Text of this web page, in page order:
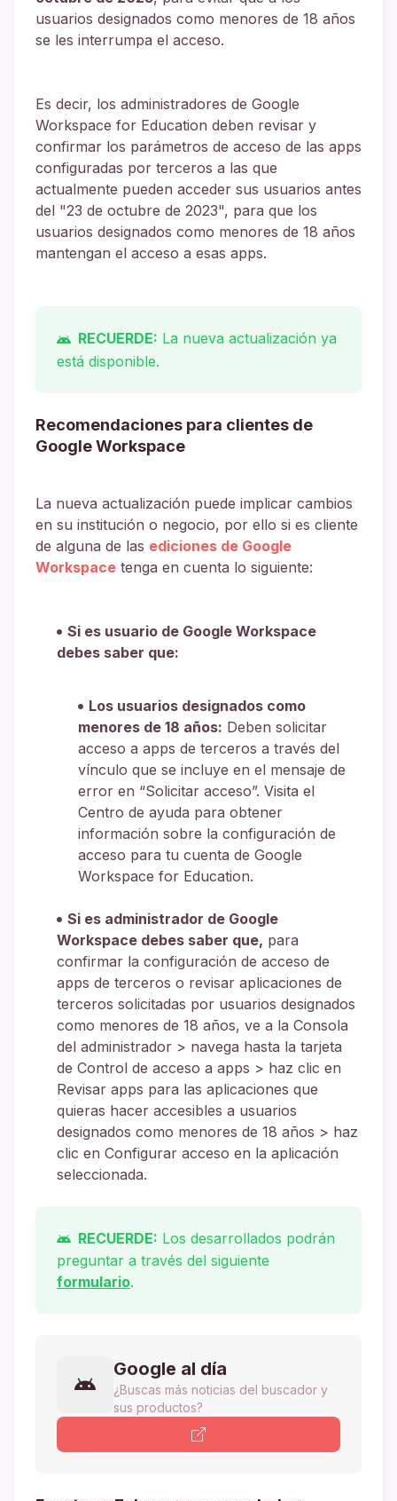
usuarios designados como menores de 18 años
se les interrumpa el acceso.
Es decir, los administradores de Google
Workspace for Education deben revisar y
confirmar los parámetros de acceso de las apps
configuradas por terceros a las que
actualmente pueden acceder sus usuarios antes
del "23 de octubre de 2023", para que los
usuarios designados como menores de 18 años
mantengan el acceso a esas apps.
RECUERDE: La nueva actualización ya
está disponible.
Recomendaciones para clientes de
Google Workspace
La nueva actualización puede implicar cambios
en su institución o negocio, por ello si es cliente
de alguna de las ediciones de Google
Workspace tenga en cuenta lo siguiente:
Si es usuario de Google Workspace
debes saber que:
Los usuarios designados como
menores de 18 años: Deben solicitar
acceso a apps de terceros a través del
vínculo que se incluye en el mensaje de
error en “Solicitar acceso”. Visita el
Centro de ayuda para obtener
información sobre la configuración de
acceso para tu cuenta de Google
Workspace for Education.
Si es administrador de Google
Workspace debes saber que, para
confirmar la configuración de acceso de
apps de terceros o revisar aplicaciones de
terceros solicitadas por usuarios designados
como menores de 18 años, ve a la Consola
del administrador > navega hasta la tarjeta
de Control de acceso a apps > haz clic en
Revisar apps para las aplicaciones que
quieras hacer accesibles a usuarios
designados como menores de 18 años > haz
clic en Configurar acceso en la aplicación
seleccionada.
RECUERDE: Los desarrollados podrán
preguntar a través del siguiente
formulario.
Google al día
¿Buscas más noticias del buscador y
sus productos?